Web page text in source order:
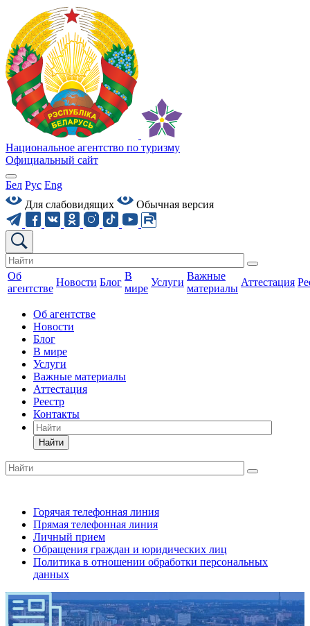
Национальное агентство по туризму
Официальный сайт
Бел Рус Eng
Для слабовидящих
Обычная версия
Об
агентстве
Новости Блог
В
мире
Услуги
Важные
материалы
Аттестация
Об агентстве
Новости
Блог
В мире
Услуги
Важные материалы
Аттестация
Реестр
Контакты
Найти
Горячая телефонная линия
Прямая телефонная линия
Личный прием
Обращения граждан и юридических лиц
Политика в отношении обработки персональных
данных